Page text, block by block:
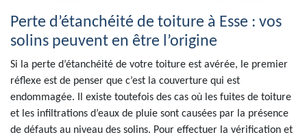
Perte d’étanchéité de toiture à Esse : vos
solins peuvent en être l’origine
Si la perte d’étanchéité de votre toiture est avérée, le premier
réflexe est de penser que c’est la couverture qui est
endommagée. Il existe toutefois des cas où les fuites de toiture
et les infiltrations d’eaux de pluie sont causées par la présence
de défauts au niveau des solins. Pour effectuer la vérification et